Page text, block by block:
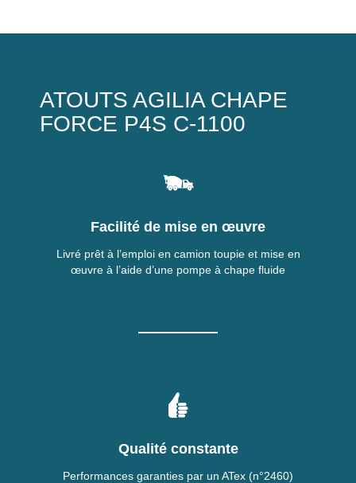
ATOUTS AGILIA CHAPE
FORCE P4S C-1100
Facilité de mise en œuvre
Livré prêt à l’emploi en camion toupie et mise en
œuvre à l’aide d’une pompe à chape fluide
Qualité constante
Performances garanties par un ATex (n°2460)